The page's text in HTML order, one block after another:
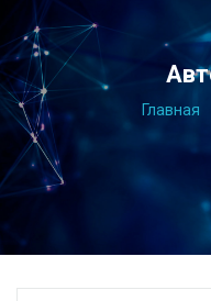
Главная